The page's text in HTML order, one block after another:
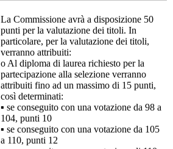
La Commissione avrà a disposizione 50
punti per la valutazione dei titoli. In
particolare, per la valutazione dei titoli,
verranno attribuiti:
o Al diploma di laurea richiesto per la
partecipazione alla selezione verranno
attribuiti fino ad un massimo di 15 punti,
così determinati:
▪ se conseguito con una votazione da 98 a
104, punti 10
▪ se conseguito con una votazione da 105
a 110, punti 12